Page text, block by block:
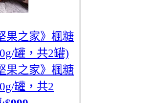
果之家》楓糖
罐，共2罐)
果之家》楓糖
罐，共2